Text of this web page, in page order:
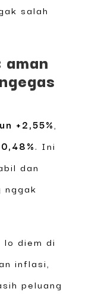
salah
+2,55%
. Ini
dan
nggak
lo diem di
inflasi,
peluang